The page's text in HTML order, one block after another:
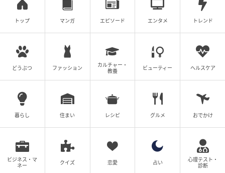
トップ マンガ エピソード エンタメ トレンド
どうぶつ ファッション
カルチャー・
教養
ビューティー ヘルスケア
暮らし 住まい レシピ グルメ おでかけ
ビジネス・マ
ネー
クイズ 恋愛 占い
心理テスト・
診断